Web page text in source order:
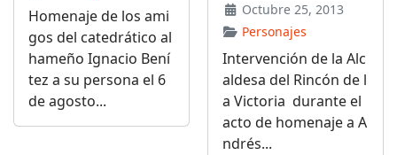
Homenaje de los ami
gos del catedrático al
hameño Ignacio Bení
tez a su persona el 6
de agosto...
Octubre 25, 2013
Personajes
Intervención de la Alc
aldesa del Rincón de l
a Victoria durante el
acto de homenaje a A
ndrés...